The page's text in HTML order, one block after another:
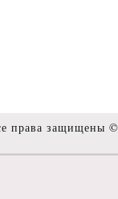
права защищены